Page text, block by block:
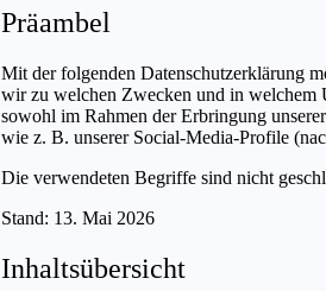
Präambel
Mit der folgenden Datenschutzerklärung
wir zu welchen Zwecken und in welchem
sowohl im Rahmen der Erbringung
wie z. B. unserer Social-Media-Profile
Die verwendeten Begriffe sind nicht
Stand: 13. Mai 2026
Inhaltsübersicht